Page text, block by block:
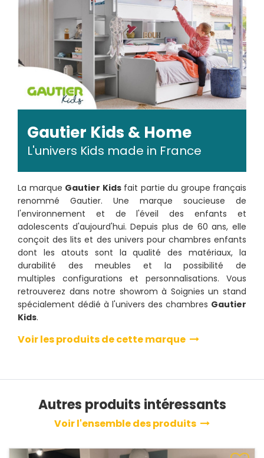
Gautier Kids & Home
L'univers Kids made in France
La marque Gautier Kidsfait partie du groupe français
renommé Gautier. Une marque soucieuse de
l'environnement et de l'éveil des enfants et
adolescents d'aujourd'hui. Depuis plus de 60 ans, elle
conçoit des lits et des univers pour chambres enfants
dont les atouts sont la qualité des matériaux, la
durabilité des meubles et la possibilité de
multiples configurations et personnalisations. Vous
retrouverez dans notre showrom à Soignies un stand
spécialement dédié à l'univers des chambres Gautier
Kids.
Voir les produits de cette marque
Autres produits intéressants
Voir l'ensemble des produits